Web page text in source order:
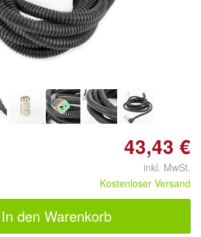
antippen zum
vergrößern
43,43 €
inkl. MwSt.
Kostenloser Versand
In den Warenkorb